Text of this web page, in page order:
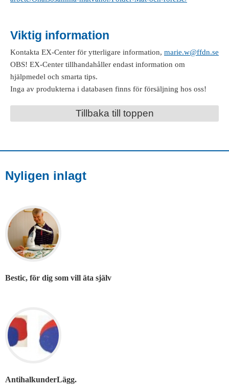
Viktig information
Kontakta EX-Center för ytterligare information, marie.w@ffdn.se
OBS! EX-Center tillhandahåller endast information om
hjälpmedel och smarta tips.
Inga av produkterna i databasen finns för försäljning hos oss!
Tillbaka till toppen
Nyligen inlagt
Bestic, för dig som vill äta själv
AntihalkunderLägg.